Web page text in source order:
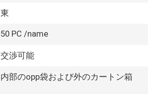
東
50 PC /name
交渉可能
内部のopp袋および外のカートン箱